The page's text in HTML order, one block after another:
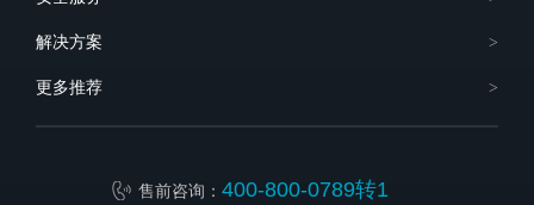
解决方案
更多推荐
售前咨询： 400-800-0789转1